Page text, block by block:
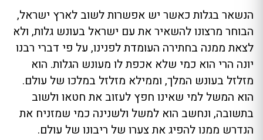
הנשאר בגלות כאשר יש אפשרות לשוב לארץ ישראל,
הבוחר מרצונו להשאיר את עם ישראל בעונש גלות, ולא
לצאת ממנה בחתירה העומדת לפנינו, על פי דברי רבנו
יונה הרי הוא כמי שלא אכפת לו מעונש הגלות. הוא
מזלזל בעונש המלך, וממילא מזלזל במלכו של עולם.
הוא המשל למי שאינו חפץ לעזוב את חטאו ולשוב
בתשובה, ונחשב הוא למשל ולשנינה כמי שמזניח את
הנדרש ממנו להפיג את צערו של ריבונו של עולם.